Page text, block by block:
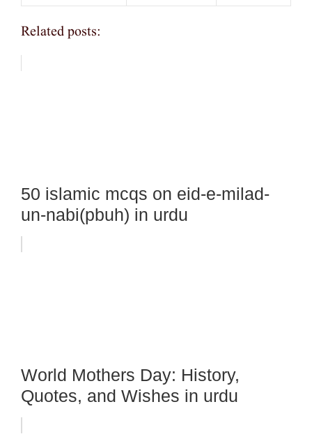
Related posts:
50 islamic mcqs on eid-e-milad-
un-nabi(pbuh) in urdu
World Mothers Day: History,
Quotes, and Wishes in urdu